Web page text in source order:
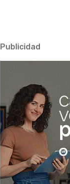
Publicidad